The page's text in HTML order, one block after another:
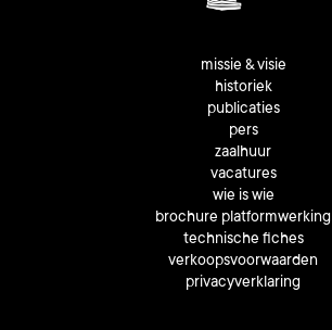
missie & visie
historiek
publicaties
pers
zaalhuur
vacatures
wie is wie
brochure platformwerking
technische fiches
verkoopsvoorwaarden
privacyverklaring